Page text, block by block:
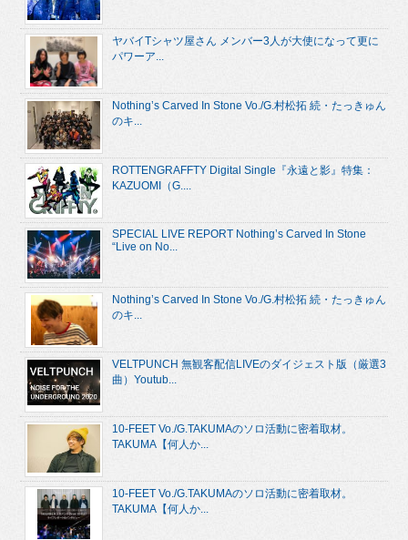
ヤバイTシャツ屋さん メンバー3人が大使になって更に
パワーア...
Nothing’s Carved In Stone Vo./G.村松拓 続・たっきゅん
のキ...
ROTTENGRAFFTY Digital Single『永遠と影』特集：
KAZUOMI（G....
SPECIAL LIVE REPORT Nothing’s Carved In Stone
“Live on No...
Nothing’s Carved In Stone Vo./G.村松拓 続・たっきゅん
のキ...
VELTPUNCH 無観客配信LIVEのダイジェスト版（厳選3
曲）Youtub...
10-FEET Vo./G.TAKUMAのソロ活動に密着取材。
TAKUMA【何人か...
10-FEET Vo./G.TAKUMAのソロ活動に密着取材。
TAKUMA【何人か...